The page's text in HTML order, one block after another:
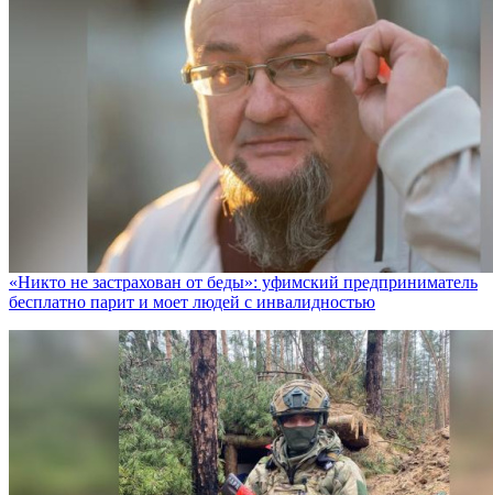
«Никто не заcтрахован от беды»: уфимский предприниматель
бесплатно парит и моет людей с инвалидностью